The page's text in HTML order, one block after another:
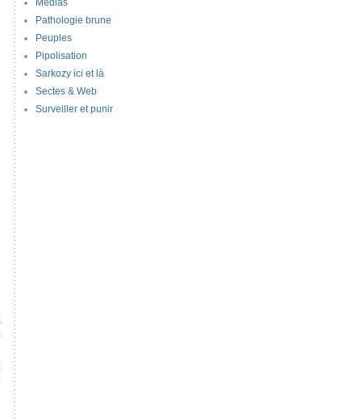
Médias
Pathologie brune
Peuples
Pipolisation
Sarkozy ici et là
Sectes & Web
Surveiller et punir